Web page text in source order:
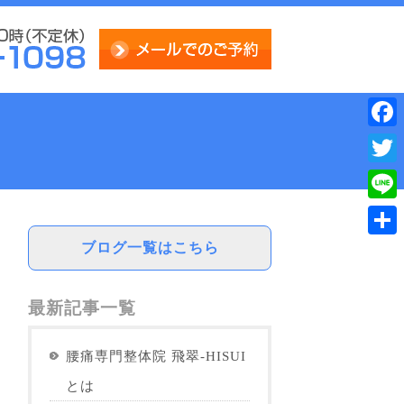
ブログ一覧はこちら
最新記事一覧
腰痛専門整体院 飛翠-HISUI
とは
Line